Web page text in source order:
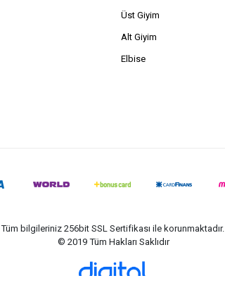
Üst Giyim
Alt Giyim
Elbise
Tüm bilgileriniz 256bit SSL Sertifikası ile korunmaktadır.
© 2019Tüm Hakları Saklıdır